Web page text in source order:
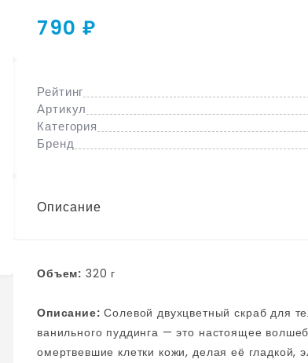
790 ₽
Рейтинг
Артикул
Категория
Бренд
Описание
Объем: 320 г
Описание: Солевой двухцветный скраб для тела от британского бренда Solomeya с ароматом
ванильного пуддинга — это настоящее
омертвевшие клетки кожи, делая её гладкой,